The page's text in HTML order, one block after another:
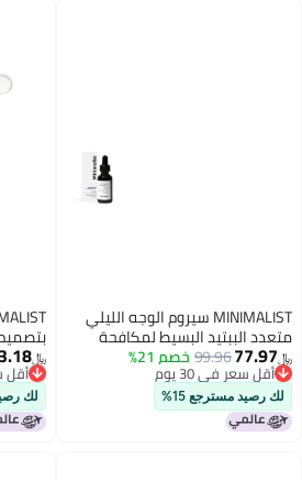
MINIMALIST سيروم الوجه الليلي
متعدد الببتيد البسيط لمكافحة
الشيخوخة مع تعزيز الكولاجين يقلل
ماتريكسيل 3000 3 بيوبلاسينتا
مل
﷼‏77.97
99.96خصم 21%
أقل سعر في 30 يوم
أقل سعر في 30 يوم
لك رصيد مسترجع 15% آثار
والرجال | 1 أونصة
﷼‏
أقل
أقللك